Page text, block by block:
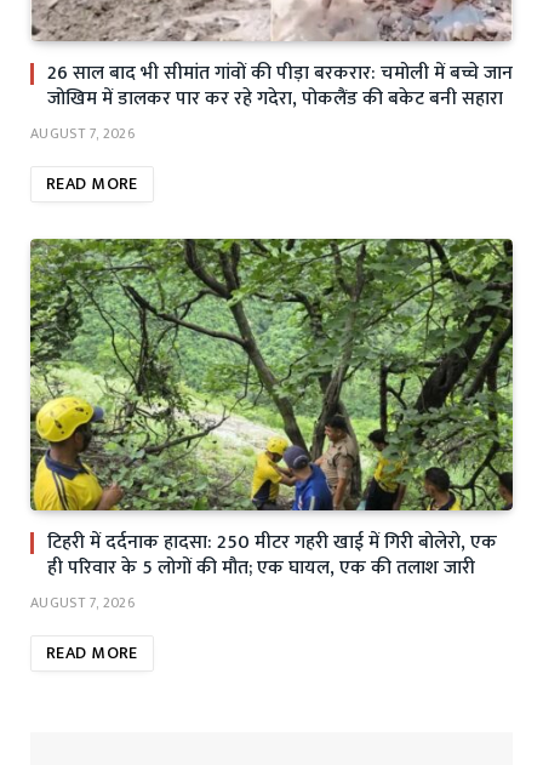
26 साल बाद भी सीमांत गांवों की पीड़ा बरकरार: चमोली में बच्चे जान
जोखिम में डालकर पार कर रहे गदेरा, पोकलैंड की बकेट बनी सहारा
AUGUST 7, 2026
READ MORE
टिहरी में दर्दनाक हादसा: 250 मीटर गहरी खाई में गिरी बोलेरो, एक
ही परिवार के 5 लोगों की मौत; एक घायल, एक की तलाश जारी
AUGUST 7, 2026
READ MORE